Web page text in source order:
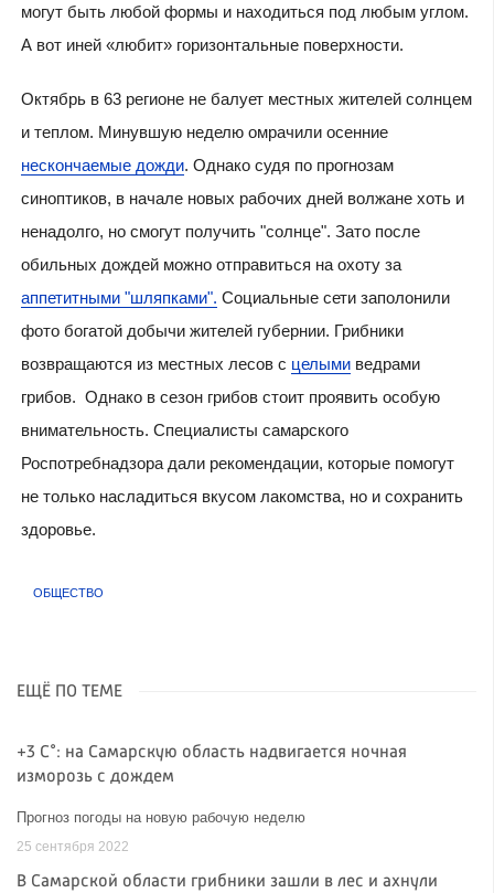
могут быть любой формы и находиться под любым углом.
А вот иней «любит» горизонтальные поверхности.
Октябрь в 63 регионе не балует местных жителей солнцем
и теплом. Минувшую неделю омрачили осенние
нескончаемые дожди. Однако судя по прогнозам
синоптиков, в начале новых рабочих дней волжане хоть и
ненадолго, но смогут получить "солнце". Зато после
обильных дождей можно отправиться на охоту за
аппетитными "шляпками". Социальные сети заполонили
фото богатой добычи жителей губернии. Грибники
возвращаются из местных лесов с целымиведрами
грибов. Однако в сезон грибов стоит проявить особую
внимательность. Специалисты самарского
Роспотребнадзора дали рекомендации, которые помогут
не только насладиться вкусом лакомства, но и сохранить
здоровье.
ОБЩЕСТВО
ЕЩЁ ПО ТЕМЕ
+3 С°: на Самарскую область надвигается ночная
изморозь с дождем
Прогноз погоды на новую рабочую неделю
25 сентября 2022
В Самарской области грибники зашли в лес и ахнули